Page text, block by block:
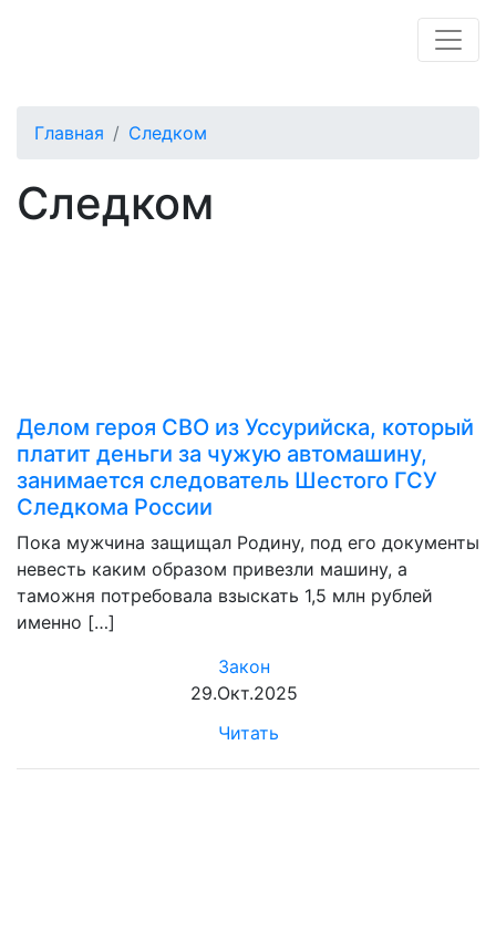
Главная Следком
Следком
Делом героя СВО из Уссурийска, который
платит деньги за чужую автомашину,
занимается следователь Шестого ГСУ
Следкома России
Пока мужчина защищал Родину, под его документы
невесть каким образом привезли машину, а
таможня потребовала взыскать 1,5 млн рублей
именно […]
Закон
29.Окт.2025
Читать